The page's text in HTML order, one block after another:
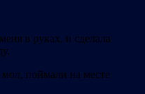
в руках, и сделала
поймали на месте